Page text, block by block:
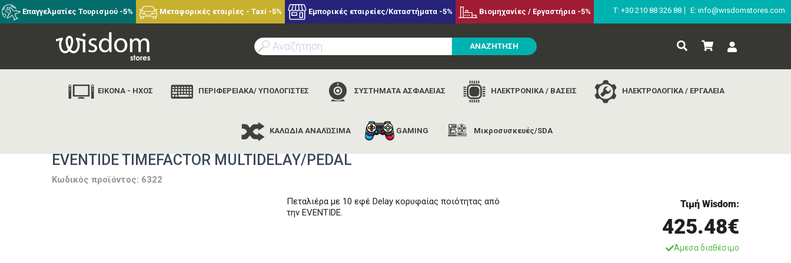
Επαγγελματίες Τουρισμού -5% Μεταφορικές εταιρίες - Taxi -5% Εμπορικές εταιρείες/Καταστήματα -5% Βιομηχανίες / Εργαστήρια -5% Τ: +30 210 88 326 88 E: info@wisdomstores.com
ΑΝΑΖΗΤΗΣΗ
ΕΙΚΟΝΑ - ΗΧΟΣ ΠΕΡΙΦΕΡΕΙΑΚΑ/ ΥΠΟΛΟΓΙΣΤΕΣ ΣΥΣΤΗΜΑΤΑ ΑΣΦΑΛΕΙΑΣ ΗΛΕΚΤΡΟΝΙΚΑ / ΒΑΣΕΙΣ ΗΛΕΚΤΡΟΛΟΓΙΚΑ / ΕΡΓΑΛΕΙΑ
ΚΑΛΩΔΙΑ ΑΝΑΛΏΣΙΜΑ GAMING Μικροσυσκευές/SDA
αρχική εταιρίες eventide eventide timefactor multidelay/pedal
EVENTIDE TIMEFACTOR MULTIDELAY/PEDAL
Κωδικός προϊόντος: 6322
Πεταλιέρα με 10 εφέ Delay κορυφαίας ποιότητας από
την EVENTIDE.
Τιμή Wisdom:
425.48€
Άμεσα διαθέσιμο